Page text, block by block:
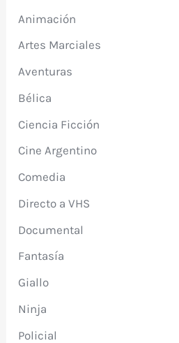
Animación
Artes Marciales
Aventuras
Bélica
Ciencia Ficción
Cine Argentino
Comedia
Directo a VHS
Documental
Fantasía
Giallo
Ninja
Policial